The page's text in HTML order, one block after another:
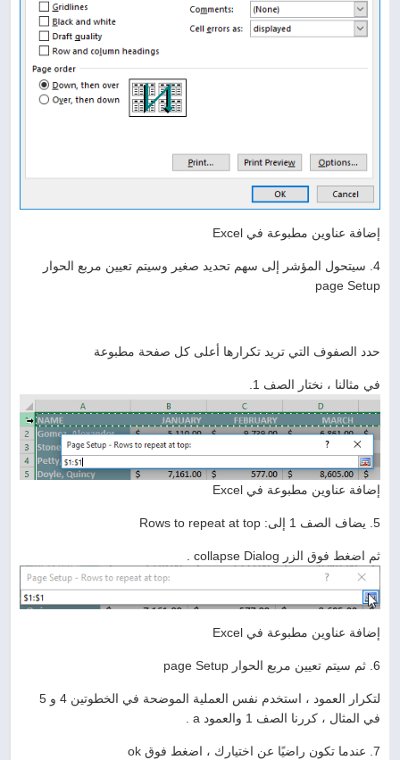
إضافة عناوين مطبوعة في Excel
4. سيتحول المؤشر إلى سهم تحديد صغير وسيتم تعيين مربع الحوار
page Setup
حدد الصفوف التي تريد تكرارها أعلى كل صفحة مطبوعة
في مثالنا ، نختار الصف 1.
إضافة عناوين مطبوعة في Excel
5. يضاف الصف 1 إلى: Rows to repeat at top
ثم اضغط فوق الزر collapse Dialog .
إضافة عناوين مطبوعة في Excel
6. ثم سيتم تعيين مربع الحوار page Setup
لتكرار العمود ، استخدم نفس العملية الموضحة في الخطوتين 4 و 5
في المثال ، كررنا الصف 1 والعمود a .
7. عندما تكون راضيًا عن اختيارك ، اضغط فوق ok